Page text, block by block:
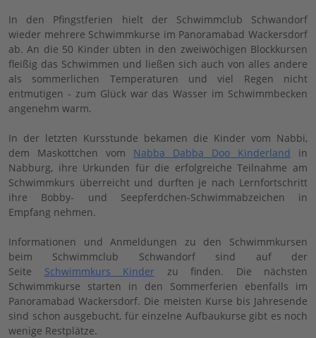
In den Pfingstferien hielt der Schwimmclub Schwandorf
wieder mehrere Schwimmkurse im Panoramabad Wackersdorf
ab. An die 50 Kinder übten in den zweiwöchigen Blockkursen
fleißig das Schwimmen und ließen sich auch von alles andere
als sommerlichen Temperaturen und viel Regen nicht
entmutigen - zum Glück war das Wasser im Schwimmbecken
angenehm warm.
In der letzten Kursstunde bekamen die Kinder vom Nabbi,
dem Maskottchen vom Nabba Dabba Doo Kinderland in
Nabburg, ihre Urkunden für die erfolgreiche Teilnahme am
Schwimmkurs überreicht und durften je nach Lernfortschritt
ihre Bobby- und Seepferdchen-Schwimmabzeichen in
Empfang nehmen.
Informationen und Anmeldungen zu den Schwimmkursen
beim Schwimmclub Schwandorf sind auf der
Seite Schwimmkurs Kinder zu finden. Die nächsten
Schwimmkurse starten in den Sommerferien ebenfalls im
Panoramabad Wackersdorf. Die meisten Kurse bis Jahresende
sind schon ausgebucht, für einzelne Aufbaukurse gibt es noch
wenige Restplätze.